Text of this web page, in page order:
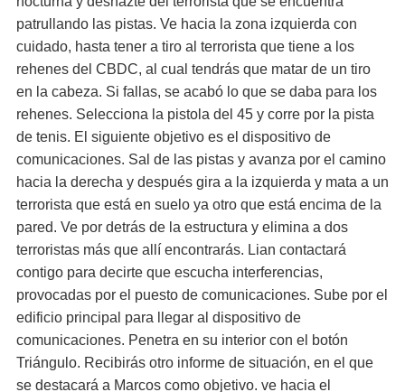
patrullando las pistas. Ve hacia la zona izquierda con
cuidado, hasta tener a tiro al terrorista que tiene a los
rehenes del CBDC, al cual tendrás que matar de un tiro
en la cabeza. Si fallas, se acabó lo que se daba para los
rehenes. Selecciona la pistola del 45 y corre por la pista
de tenis. El siguiente objetivo es el dispositivo de
comunicaciones. Sal de las pistas y avanza por el camino
hacia la derecha y después gira a la izquierda y mata a un
terrorista que está en suelo ya otro que está encima de la
pared. Ve por detrás de la estructura y elimina a dos
terroristas más que allí encontrarás. Lian contactará
contigo para decirte que escucha interferencias,
provocadas por el puesto de comunicaciones. Sube por el
edificio principal para llegar al dispositivo de
comunicaciones. Penetra en su interior con el botón
Triángulo. Recibirás otro informe de situación, en el que
se destacará a Marcos como objetivo. ve hacia el